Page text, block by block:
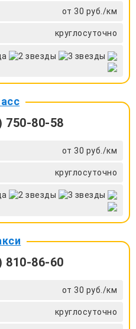
от 30 руб./км
круглосуточно
80-58
от 30 руб./км
круглосуточно
86-60
от 30 руб./км
круглосуточно